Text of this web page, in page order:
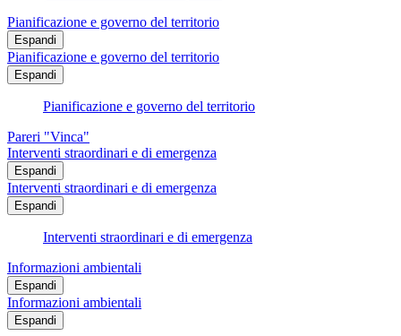
Pianificazione e governo del territorio
Espandi
Pianificazione e governo del territorio
Espandi
Pianificazione e governo del territorio
Pareri "Vinca"
Interventi straordinari e di emergenza
Espandi
Interventi straordinari e di emergenza
Espandi
Interventi straordinari e di emergenza
Informazioni ambientali
Espandi
Informazioni ambientali
Espandi